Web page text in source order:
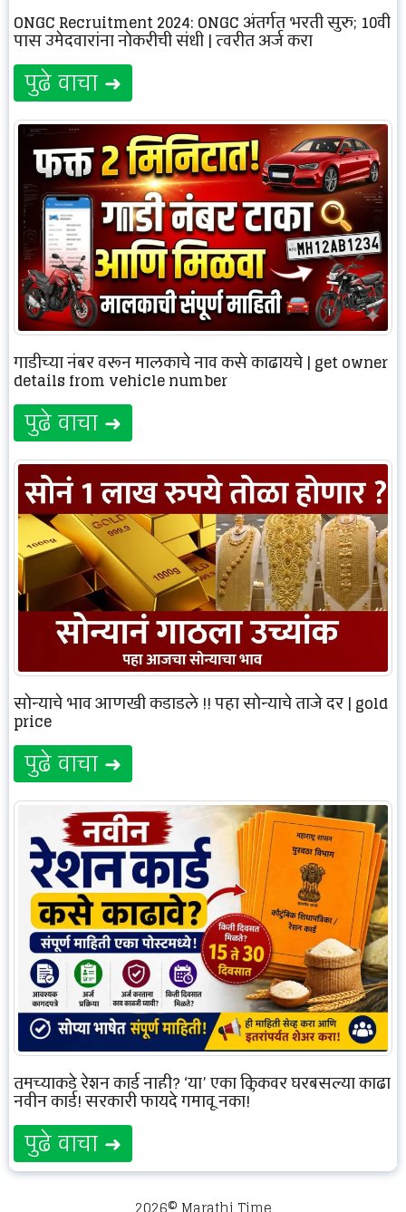
ONGC Recruitment 2024: ONGC अंतर्गत भरती सुरु; 10वी
पास उमेदवारांना नोकरीची संधी | त्वरीत अर्ज करा
पुढे वाचा ➜
गाडीच्या नंबर वरून मालकाचे नाव कसे काढायचे | get owner
details from vehicle number
पुढे वाचा ➜
सोन्याचे भाव आणखी कडाडले !! पहा सोन्याचे ताजे दर | gold
price
पुढे वाचा ➜
तुमच्याकडे रेशन कार्ड नाही? ‘या’ एका क्लिकवर घरबसल्या काढा
नवीन कार्ड! सरकारी फायदे गमावू नका!
पुढे वाचा ➜